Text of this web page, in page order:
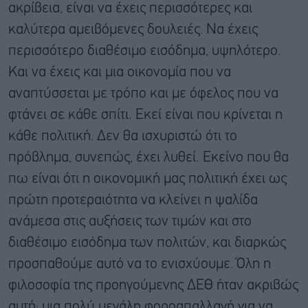
ακρίβεια, είναι να έχεις περισσότερες και
καλύτερα αμειβόμενες δουλειές. Να έχεις
περισσότερο διαθέσιμο εισόδημα, υψηλότερο.
Και να έχεις και μια οικονομία που να
αναπτύσσεται με τρόπο και με όφελος που να
φτάνει σε κάθε σπίτι. Εκεί είναι που κρίνεται η
κάθε πολιτική. Δεν θα ισχυριστώ ότι το
πρόβλημα, συνεπώς, έχει λυθεί. Εκείνο που θα
πω είναι ότι η οικονομική μας πολιτική έχει ως
πρώτη προτεραιότητα να κλείνει η ψαλίδα
ανάμεσα στις αυξήσεις των τιμών και στο
διαθέσιμο εισόδημα των πολιτών, και διαρκώς
προσπαθούμε αυτό να το ενισχύουμε. Όλη η
φιλοσοφία της προηγούμενης ΔΕΘ ήταν ακριβώς